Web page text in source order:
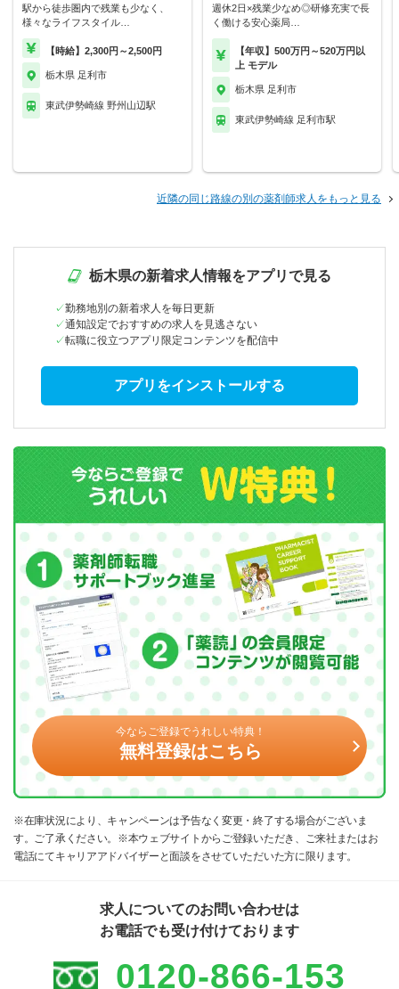
駅から徒歩圏内で残業も少なく、
様々なライフスタイル…
【時給】2,300円～2,500円
栃木県 足利市
東武伊勢崎線 野州山辺駅
週休2日×残業少なめ◎研修充実で長
く働ける安心薬局…
【年収】500万円～520万円以
上 モデル
栃木県 足利市
東武伊勢崎線 足利市駅
近隣の同じ路線の別の薬剤師求人をもっと見る
栃木県の新着求人情報をアプリで見る
勤務地別の新着求人を毎日更新
通知設定でおすすめの求人を見逃さない
転職に役立つアプリ限定コンテンツを配信中
アプリをインストールする
今ならご登録でうれしい特典！
無料登録はこちら
※在庫状況により、キャンペーンは予告なく変更・終了する場合がございま
す。ご了承ください。※本ウェブサイトからご登録いただき、ご来社またはお
電話にてキャリアアドバイザーと面談をさせていただいた方に限ります。
求人についてのお問い合わせは
お電話でも受け付けております
0120-866-153